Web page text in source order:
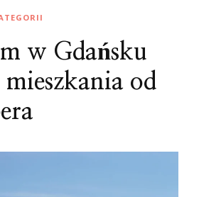
w Gdańsku
od